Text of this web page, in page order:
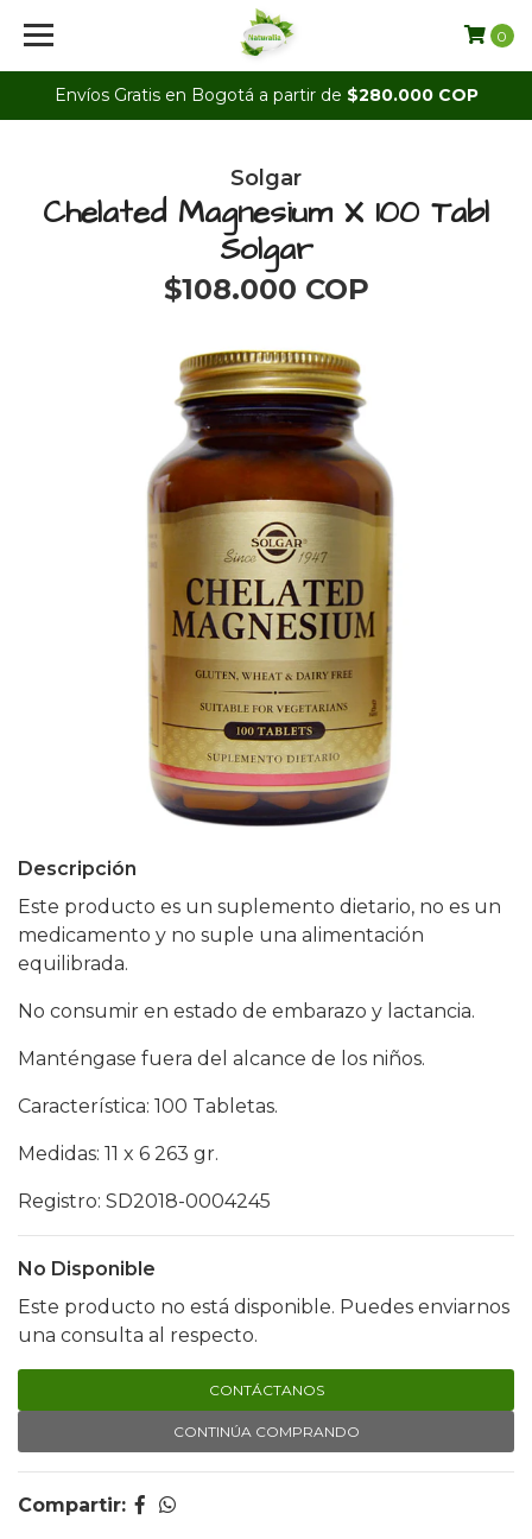
Envíos Gratis en Bogotá a partir de $280.000 COP
0
Solgar
Chelated Magnesium X 100 Tabl
Solgar
$108.000 COP
Descripción
Este producto es un suplemento dietario, no es un
medicamento y no suple una alimentación
equilibrada.
No consumir en estado de embarazo y lactancia.
Manténgase fuera del alcance de los niños.
Característica: 100 Tabletas.
Medidas: 11 x 6 263 gr.
Registro: SD2018-0004245
No Disponible
Este producto no está disponible. Puedes enviarnos
una consulta al respecto.
CONTÁCTANOS
CONTINÚA COMPRANDO
Compartir: